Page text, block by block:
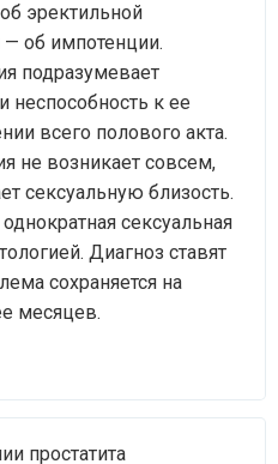
эректильной
об импотенции.
подразумевает
неспособность к ее
всего полового акта.
не возникает совсем,
сексуальную близость.
сексуальная
Диагноз ставят
сохраняется на
месяцев.